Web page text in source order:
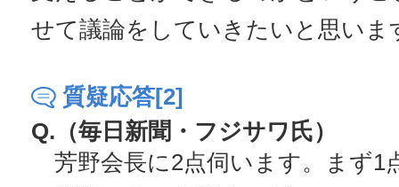
せて議論をしていきたいと思いま
質疑応答[2]
Q.（毎日新聞・フジサワ氏）
芳野会長に2点伺います。まず1